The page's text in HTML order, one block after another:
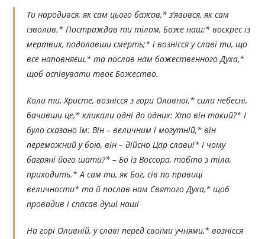
Ти народився, як сам цього бажав,* з’явився, як сам
ізволив.* Постраждав ти тілом, Боже наш;* воскрес із
мертвих, подолавши смерть;* і вознісся у славі ти, що
все наповняєш,* та послав нам божественного Духа,*
щоб оспівувати твоє Божество.
Коли ти, Христе, вознісся з гори Оливної,* сили небесні,
бачивши це,* кликали одні до одних: Хто він такий?* І
було сказано їм: Він – величним і могутній,* він
переможний у бою, він – дійсно Цар слави!* І чому
багряні його шати?* – Бо із Воссора, тобто з тіла,
приходить.* А сам ти, як Бог, сів по правиці
величности* та й послав нам Святого Духа,* щоб
провадив і спасав душі наші
На горі Оливній, у славі перед своїми учнями,* вознісся